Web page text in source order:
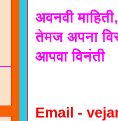
अवनवी
तेमज अपना
आपवा विनंती
Email -